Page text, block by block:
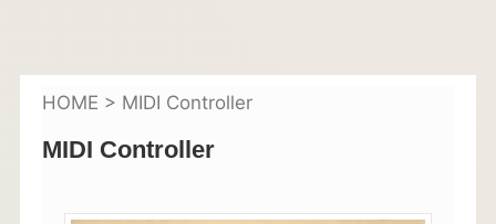
HOME > MIDI Controller
MIDI Controller